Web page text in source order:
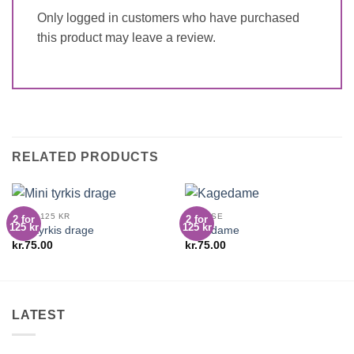
Only logged in customers who have purchased
this product may leave a review.
RELATED PRODUCTS
2 for
125 kr
2 FOR 125 KR
Mini tyrkis drage
kr.75.00
2 for
125 kr
DIVERSE
Kagedame
kr.75.00
LATEST